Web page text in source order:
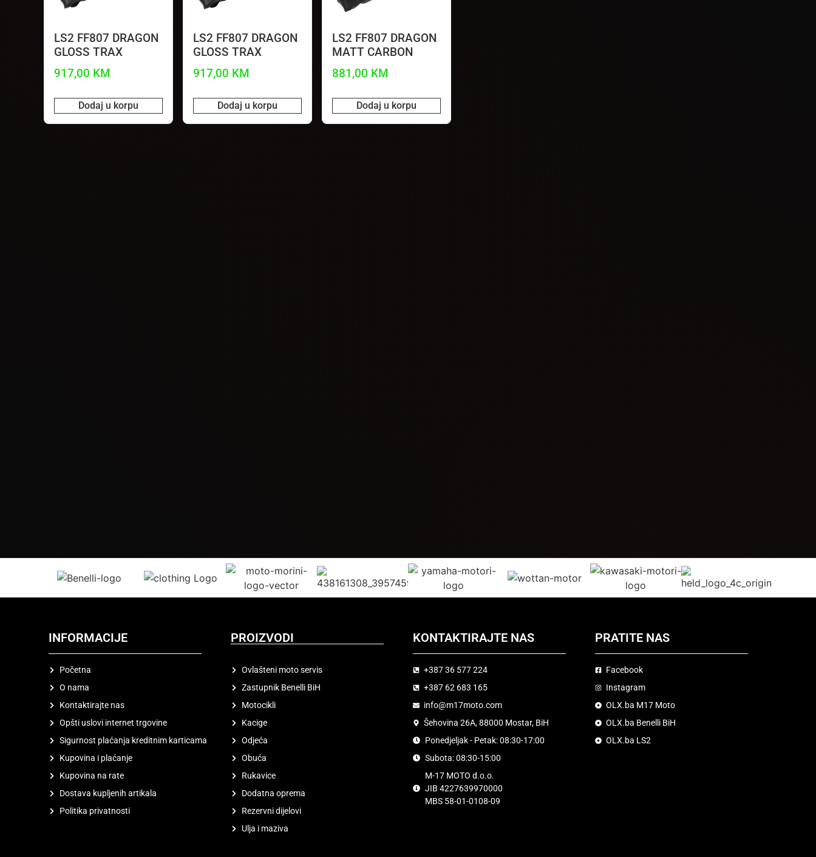
LS2 FF807 DRAGON
GLOSS TRAX
917,00 KM
Dodaj u korpu
LS2 FF807 DRAGON
GLOSS TRAX
917,00 KM
Dodaj u korpu
LS2 FF807 DRAGON
MATT CARBON
881,00 KM
Dodaj u korpu
INFORMACIJE
Početna
O nama
Kontaktirajte nas
Opšti uslovi internet trgovine
Sigurnost plaćanja kreditnim karticama
Kupovina i plaćanje
Kupovina na rate
Dostava kupljenih artikala
Politika privatnosti
PROIZVODI
Ovlašteni moto servis
Zastupnik Benelli BiH
Motocikli
Kacige
Odjeća
Obuća
Rukavice
Dodatna oprema
Rezervni dijelovi
Ulja i maziva
KONTAKTIRAJTE NAS
+387 36 577 224
+387 62 683 165
info@m17moto.com
Šehovina 26A, 88000 Mostar, BiH
Ponedjeljak - Petak: 08:30-17:00
Subota: 08:30-15:00
M-17 MOTO d.o.o.
JIB 4227639970000
MBS 58-01-0108-09
PRATITE NAS
Facebook
Instagram
OLX.ba M17 Moto
OLX.ba Benelli BiH
OLX.ba LS2